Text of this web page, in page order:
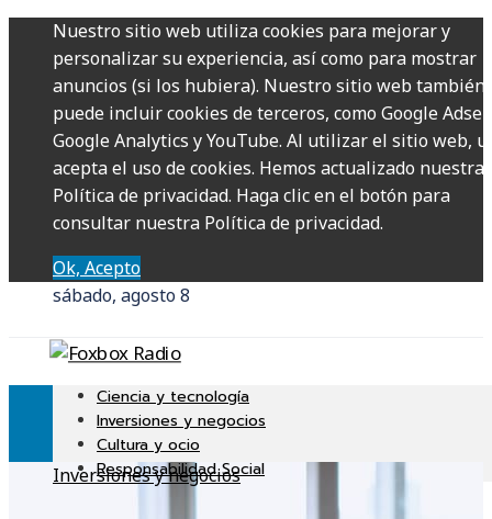
Nuestro sitio web utiliza cookies para mejorar y
personalizar su experiencia, así como para mostrar
anuncios (si los hubiera). Nuestro sitio web también
puede incluir cookies de terceros, como Google
Google Analytics y YouTube. Al utilizar el sitio web,
acepta el uso de cookies. Hemos actualizado nuestra
Política de privacidad. Haga clic en el botón para
consultar nuestra Política de privacidad.
Ok, Acepto
sábado, agosto 8
Ciencia y tecnología
Inversiones y negocios
Cultura y ocio
Responsabilidad Social
Inversiones y negocios